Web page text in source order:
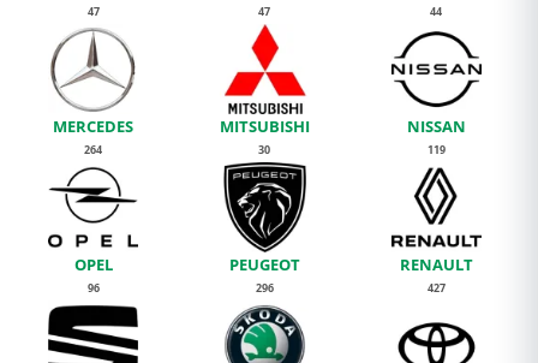
47 47 44
MERCEDES
264
MITSUBISHI
30
NISSAN
119
OPEL
96
PEUGEOT
296
RENAULT
427